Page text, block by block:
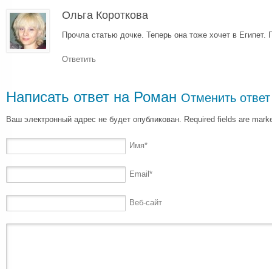
Ольга Короткова
Прочла статью дочке. Теперь она тоже хочет в Египет.
Ответить
Написать ответ на Роман Отменить ответ
Ваш электронный адрес не будет опубликован. Required fields are
Имя*
Email *
Веб-сайт